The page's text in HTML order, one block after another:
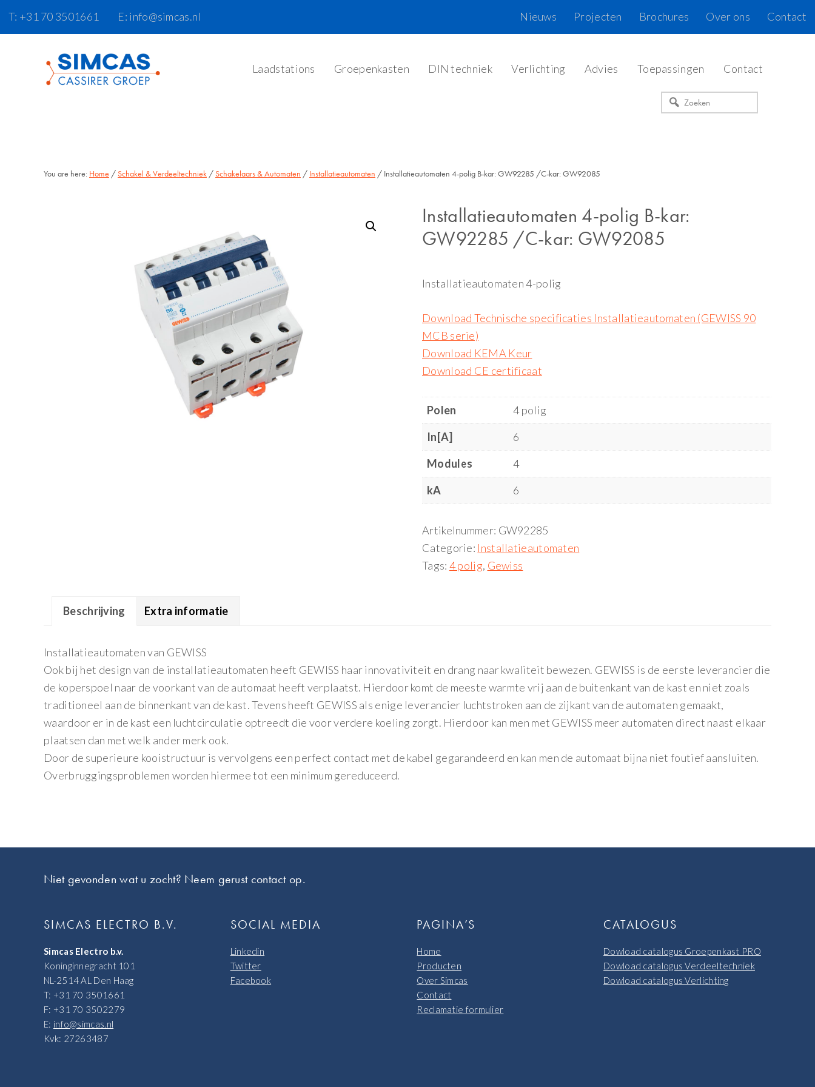
T: +31 70 3501661 E: info@simcas.nl Contact
Over ons
Brochures
Projecten
Nieuws
Laadstations Groepenkasten DIN techniek Verlichting Advies Toepassingen Contact
Zoeken
You are here: Home /Schakel & Verdeeltechniek /Schakelaars & Automaten / Installatieautomaten / Installatieautomaten 4-polig B-kar: GW92285 /C-kar: GW92085
Installatieautomaten 4-polig B-kar:
GW92285 /C-kar: GW92085
Installatieautomaten 4-polig
Download Technische specificaties Installatieautomaten (GEWISS 90
MCB serie)
Download KEMA Keur
Download CE certificaat
Polen
4 polig
In[A]
6
Modules
4
kA
6
Artikelnummer: GW92285
Categorie: Installatieautomaten
Tags: 4 polig, Gewiss
Beschrijving Extra informatie
Installatieautomaten van GEWISS
Ook bij het design van de installatieautomaten heeft GEWISS haar innovativiteit en drang naar kwaliteit bewezen. GEWISS is de eerste leverancier die
de koperspoel naar de voorkant van de automaat heeft verplaatst. Hierdoor komt de meeste warmte vrij aan de buitenkant van de kast en niet zoals
traditioneel aan de binnenkant van de kast. Tevens heeft GEWISS als enige leverancier luchtstroken aan de zijkant van de automaten gemaakt,
waardoor er in de kast een luchtcirculatie optreedt die voor verdere koeling zorgt. Hierdoor kan men met GEWISS meer automaten direct naast elkaar
plaatsen dan met welk ander merk ook.
Door de superieure kooistructuur is vervolgens een perfect contact met de kabel gegarandeerd en kan men de automaat bijna niet foutief aansluiten.
Overbruggingsproblemen worden hiermee tot een minimum gereduceerd.
Niet gevonden wat u zocht? Neem gerust contact op.
SIMCAS ELECTRO B.V.
Simcas Electro b.v.
Koninginnegracht 101
NL-2514 AL Den Haag
T: +31 70 3501661
F: +31 70 3502279
E: info@simcas.nl
Kvk: 27263487
SOCIAL MEDIA
Linkedin
Twitter
Facebook
PAGINA’S
Home
Producten
Over Simcas
Contact
Reclamatie formulier
CATALOGUS
Dowload catalogus Groepenkast PRO
Dowload catalogus Verdeeltechniek
Dowload catalogus Verlichting